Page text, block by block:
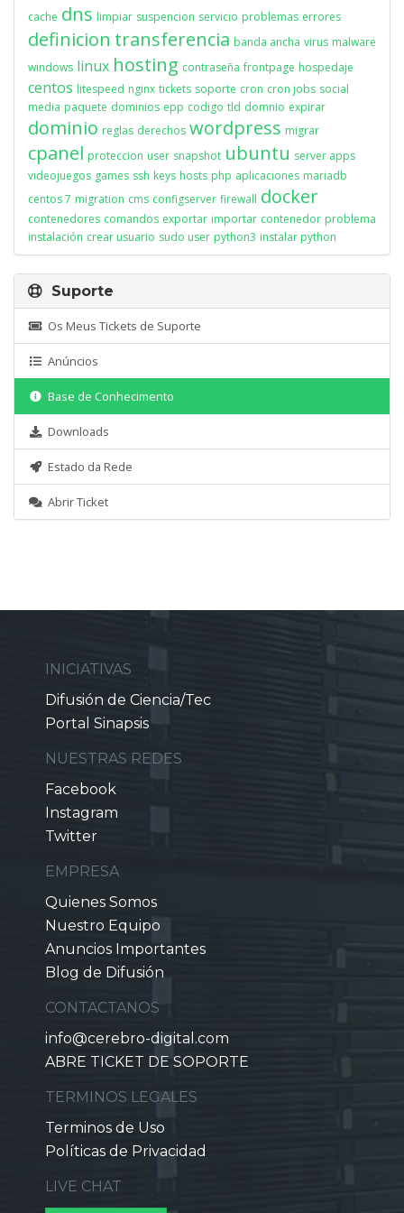
cache dns limpiar suspencion servicio problemas errores
definicion transferencia banda ancha virus malware
windows linux hosting contraseña frontpage hospedaje
centos litespeed nginx tickets soporte cron cron jobs social
media paquete dominios epp codigo tld domnio expirar
dominio reglas derechos wordpress migrar
cpanel proteccion user snapshot ubuntu server apps
videojuegos games ssh keys hosts php aplicaciones mariadb
centos 7 migration cms configserver firewall docker
contenedores comandos exportar importar contenedor problema
instalación crear usuario sudo user python3 instalar python
Suporte
Os Meus Tickets de Suporte
Anúncios
Base de Conhecimento
Downloads
Estado da Rede
Abrir Ticket
INICIATIVAS
Difusión de Ciencia/Tec
Portal Sinapsis
NUESTRAS REDES
Facebook
Instagram
Twitter
EMPRESA
Quienes Somos
Nuestro Equipo
Anuncios Importantes
Blog de Difusión
CONTACTANOS
info@cerebro-digital.com
ABRE TICKET DE SOPORTE
TERMINOS LEGALES
Terminos de Uso
Políticas de Privacidad
LIVE CHAT